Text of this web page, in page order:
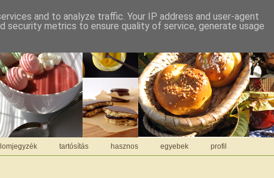
tartósítás hasznos egyebek profil
and to analyze traffic. Your IP address and user-agent
security metrics to ensure quality of service, generate usage